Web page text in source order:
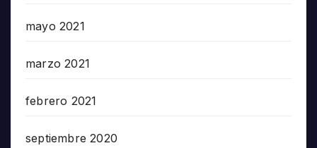
mayo 2021
marzo 2021
febrero 2021
septiembre 2020